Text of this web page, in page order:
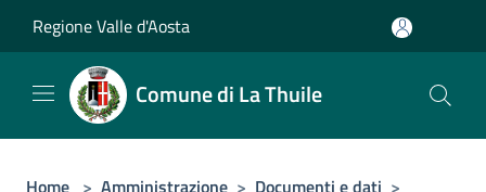
Regione Valle d'Aosta
Comune di La Thuile
Home > Amministrazione > Documenti e dati >